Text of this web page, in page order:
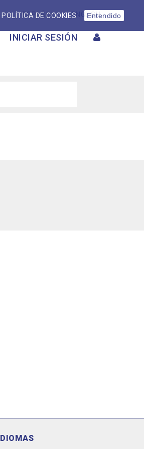
ESPAÑOL ENGLISH
INICIAR SESIÓN
POLÍTICA DE COOKIES Entendido